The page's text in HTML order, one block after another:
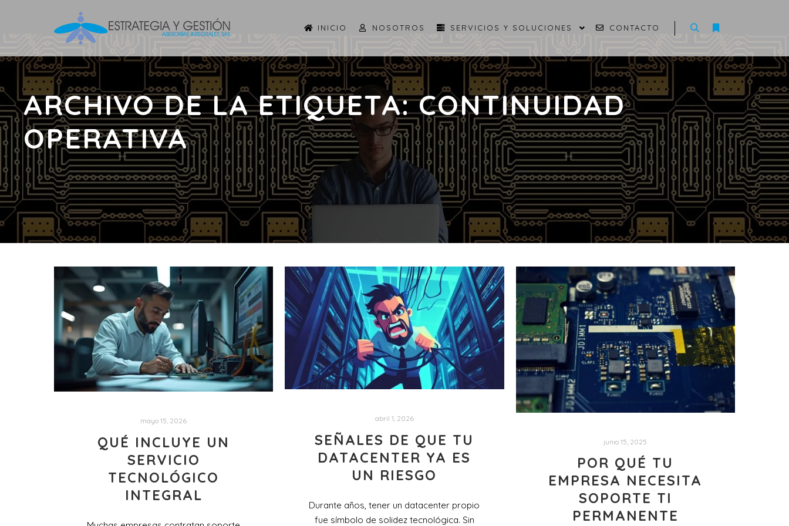
INICIO NOSOTROS SERVICIOS Y SOLUCIONES CONTACTO
ARCHIVO DE LA ETIQUETA:CONTINUIDAD
OPERATIVA
mayo 15, 2026
QUÉ INCLUYE UN
SERVICIO
TECNOLÓGICO
INTEGRAL
abril 1, 2026
SEÑALES DE QUE TU
DATACENTER YA ES
UN RIESGO
Durante años, tener un datacenter propio
fue símbolo de solidez tecnológica. Sin
junio 15, 2025
POR QUÉ TU
EMPRESA NECESITA
SOPORTE TI
PERMANENTE